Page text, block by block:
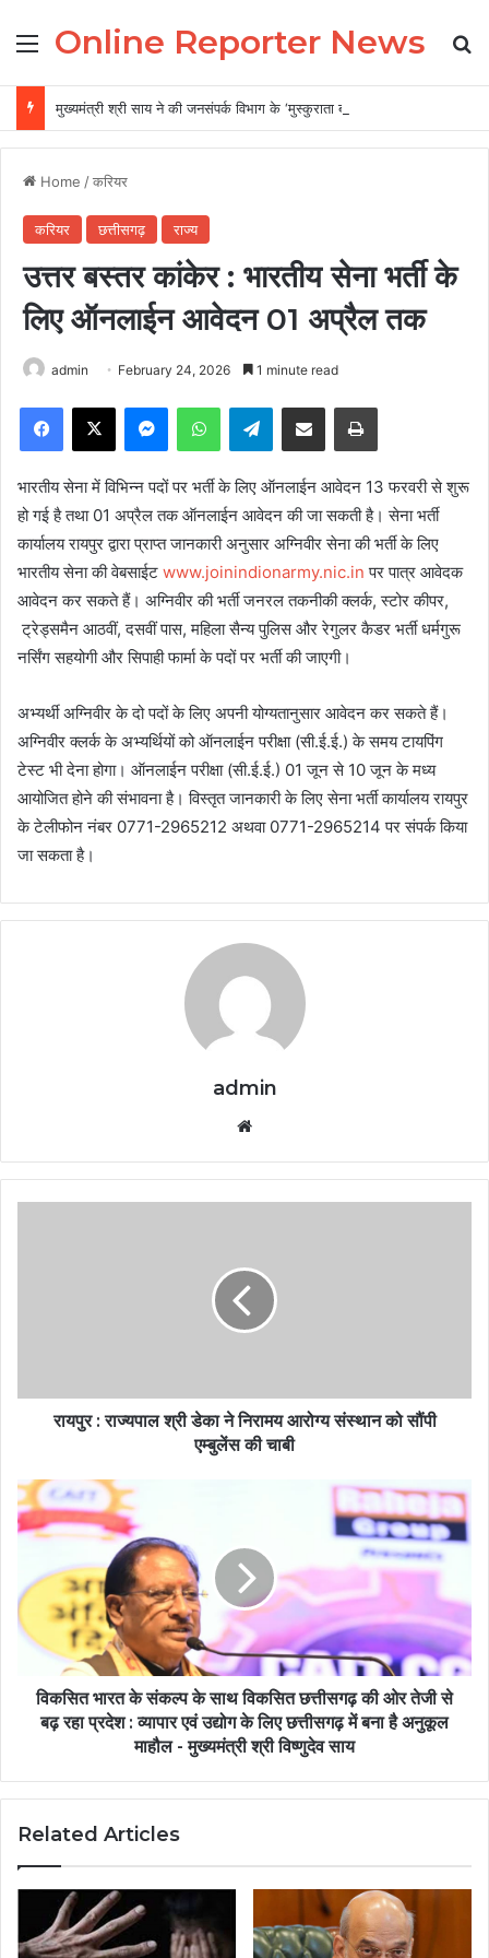
Menu
Online Reporter News
Home /करियर
करियर छत्तीसगढ़ राज्य
उत्तर बस्तर कांकेर : भारतीय सेना भर्ती के
लिए ऑनलाईन आवेदन 01 अप्रैल तक
admin February 24, 2026 1 minute read
Facebook
X MessengerWhatsAppTelegramShare via Email Print
भारतीय सेना में विभिन्न पदों पर भर्ती के लिए ऑनलाईन आवेदन 13 फरवरी से शुरू
हो गई है तथा 01 अप्रैल तक ऑनलाईन आवेदन की जा सकती है। सेना भर्ती
कार्यालय रायपुर द्वारा प्राप्त जानकारी अनुसार अग्निवीर सेना की भर्ती के लिए
भारतीय सेना की वेबसाईट www.joinindionarmy.nic.inपर पात्र आवेदक
आवेदन कर सकते हैं। अग्निवीर की भर्ती जनरल तकनीकी क्लर्क, स्टोर कीपर,
ट्रेड्समैन आठवीं, दसवीं पास, महिला सैन्य पुलिस और रेगुलर कैडर भर्ती धर्मगुरू
नर्सिंग सहयोगी और सिपाही फार्मा के पदों पर भर्ती की जाएगी।
अभ्यर्थी अग्निवीर के दो पदों के लिए अपनी योग्यतानुसार आवेदन कर सकते हैं।
अग्निवीर क्लर्क के अभ्यर्थियों को ऑनलाईन परीक्षा (सी.ई.ई.) के समय टायपिंग
टेस्ट भी देना होगा। ऑनलाईन परीक्षा (सी.ई.ई.) 01 जून से 10 जून के मध्य
आयोजित होने की संभावना है। विस्तृत जानकारी के लिए सेना भर्ती कार्यालय रायपुर
के टेलीफोन नंबर 0771-2965212 अथवा 0771-2965214 पर संपर्क किया
जा सकता है।
admin
रायपुर : राज्यपाल श्री डेका ने निरामय आरोग्य संस्थान को सौंपी
एम्बुलेंस की चाबी
विकसित भारत के संकल्प के साथ विकसित छत्तीसगढ़ की ओर तेजी से
बढ़ रहा प्रदेश : व्यापार एवं उद्योग के लिए छत्तीसगढ़ में बना है अनुकूल
माहौल - मुख्यमंत्री श्री विष्णुदेव साय
Related Articles